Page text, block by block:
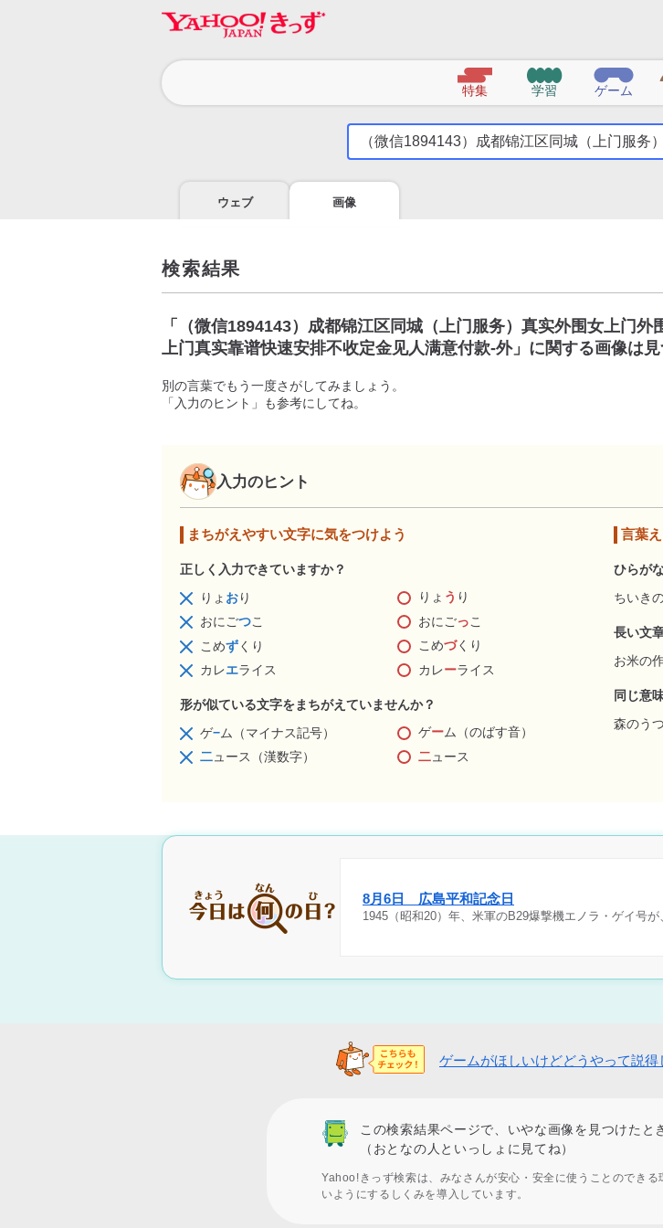
特集 学習 ゲーム
気
こ
う
ウェブ 画像
検索結果
「
（微信1894143）成都锦江区同城（上门服务）真实外围女上门外
上门真实靠谱快速安排不收定金见人满意付款-外」に関する画像は見
別の言葉でもう一度さがしてみましょう。
「入力のヒント」も参考にしてね。
入力のヒント
まちがえやすい文字に気をつけよう
正しく入力できていますか？
りょ おり りょ う り
おにごつこ おにごっこ
こめずくり こめづくり
カレエライス カレーライス
形が似ている文字をまちがえていませんか？
ゲ−ム（マイナス記号） ゲーム（のばす音）
二ュース（漢数字） 二ュース
言葉
ひらが
ちいき
長い文
お米の
同じ意
森のう
8月6日 広島平和記念日
1945（昭和20）年、米軍のB29爆撃機エノラ・ゲイ号
ゲームがほしいけどどうやって説
この検索結果ページで、いやな画像を見つけたと
（おとなの人といっしょに見てね）
Yahoo!きっず検索は、みなさんが安心・安全に使うことのでき
いようにするしくみを導入しています。